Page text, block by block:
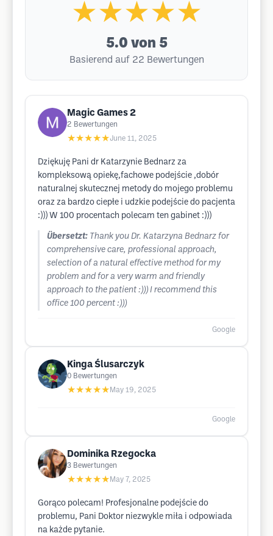
★★★★★
5.0 von 5
Basierend auf 22 Bewertungen
Magic Games 2
2 Bewertungen
★★★★★June 11, 2025
Dziękuję Pani dr Katarzynie Bednarz za
kompleksową opiekę,fachowe podejście ,dobór
naturalnej skutecznej metody do mojego problemu
oraz za bardzo ciepłe i udzkie podejście do pacjenta
:))) W 100 procentach polecam ten gabinet :)))
Übersetzt: Thank you Dr. Katarzyna Bednarz for
comprehensive care, professional approach,
selection of a natural effective method for my
problem and for a very warm and friendly
approach to the patient :))) I recommend this
office 100 percent :)))
Google
Kinga Ślusarczyk
0 Bewertungen
★★★★★ May 19, 2025
Google
Dominika Rzegocka
3 Bewertungen
★★★★★ May 7, 2025
Gorąco polecam! Profesjonalne podejście do
problemu, Pani Doktor niezwykle miła i odpowiada
na każde pytanie.